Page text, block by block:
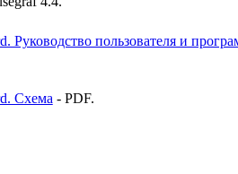
Руководство пользователя и
Схема - PDF.